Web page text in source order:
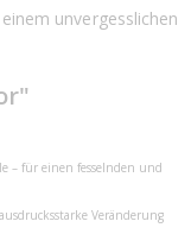
unvergesslichen
– für einen fesselnden und
Veränderung